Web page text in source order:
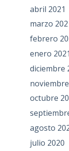
abril 2021
marzo
febrero
enero 2021
diciembre
octubre
agosto
julio 2020